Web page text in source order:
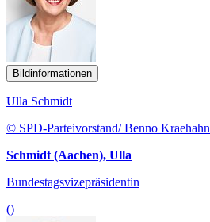
Bildinformationen
Ulla Schmidt
© SPD-Parteivorstand/ Benno Kraehahn
Schmidt (Aachen), Ulla
Bundestagsvizepräsidentin
()